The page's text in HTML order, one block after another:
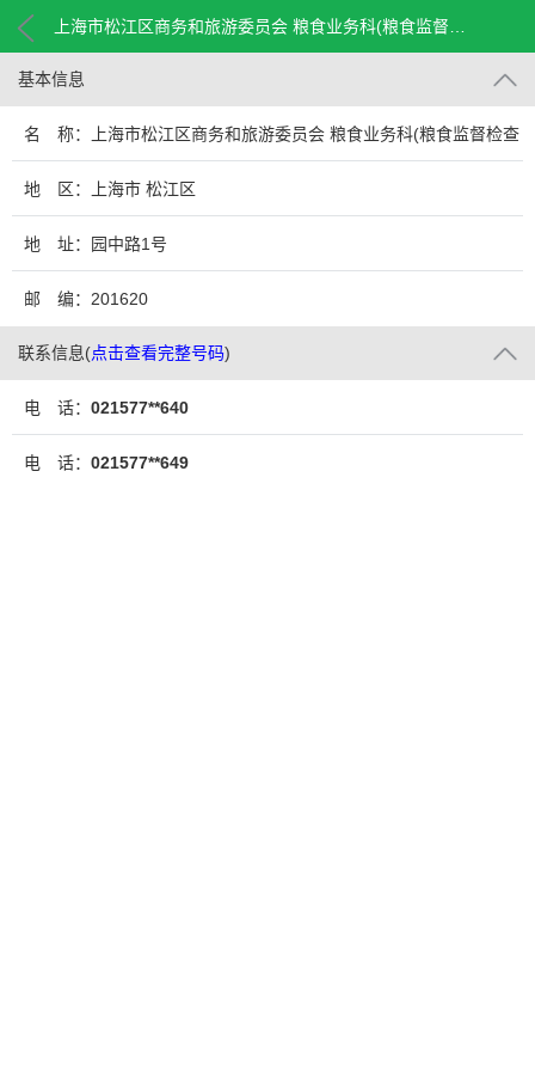
基本信息
名 称：上海市松江区商务和旅游委员会 粮食业务科(粮食监督检查
科)
地 区：上海市 松江区
地 址：园中路1号
邮 编：201620
联系信息(点击查看完整号码)
电 话： 021577**640
电 话： 021577**649